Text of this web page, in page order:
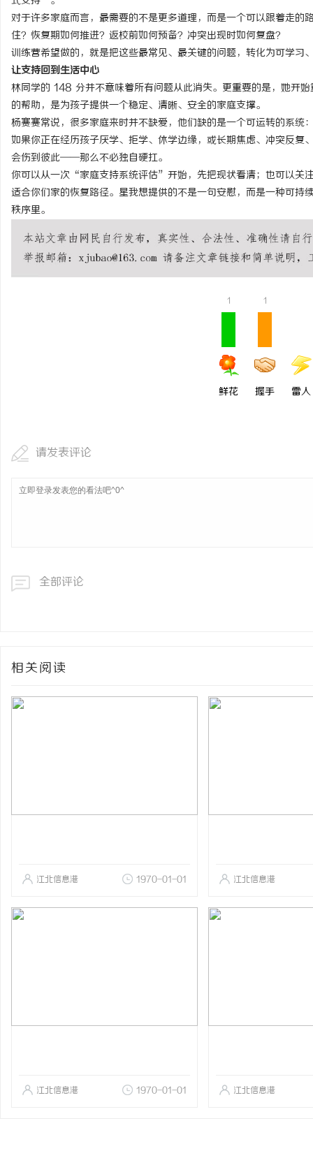
对于许多家庭而言，最需要的不是更多道理，而是一个可以跟着走
住？恢复期如何推进？返校前如何预备？冲突出现时如何复盘？
训练营希望做的，就是把这些最常见、最关键的问题，转化为可学习
让支持回到生活中心
林同学的 148 分并不意味着所有问题从此消失。更重要的是，她开
的帮助，是为孩子提供一个稳定、清晰、安全的家庭支撑。
杨赛赛常说，很多家庭来时并不缺爱，他们缺的是一个可运转的系
如果你正在经历孩子厌学、拒学、休学边缘，或长期焦虑、冲突反
会伤到彼此——那么不必独自硬扛。
你可以从一次“家庭支持系统评估”开始，先把现状看清；也可以
适合你们家的恢复路径。星我想提供的不是一句安慰，而是一种可
秩序里。
1
鲜花
1
握手 雷人
请发表评论
全部评论
相关阅读
江北信息港 1970-01-01 江北信息港
江北信息港 1970-01-01 江北信息港